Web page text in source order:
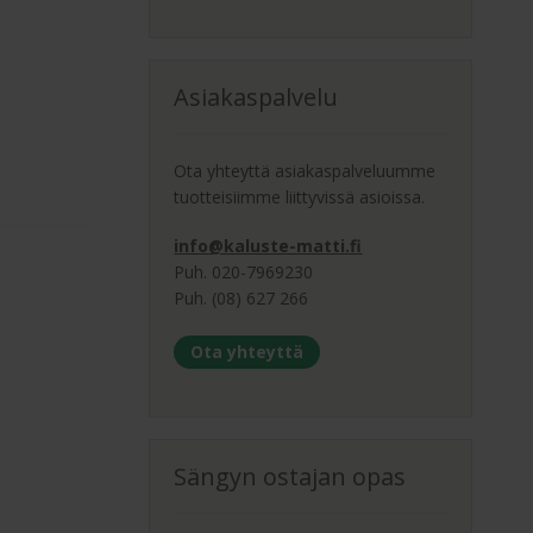
Asiakaspalvelu
Ota yhteyttä asiakaspalveluumme
tuotteisiimme liittyvissä asioissa.
info@kaluste-matti.fi
Puh. 020-7969230
Puh. (08) 627 266
Ota yhteyttä
Sängyn ostajan opas